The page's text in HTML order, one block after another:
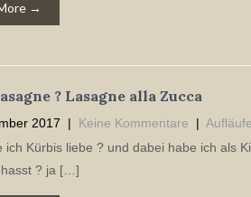
→
? Lasagne alla Zucca
2017 | Keine Kommentare | Aufläufe
ich Kürbis liebe ? und dabei habe ich als
? ja […]